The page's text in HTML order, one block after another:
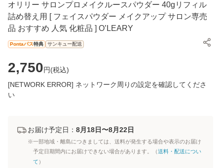
オリリー サロンプロメイクルースパウダー 40gリフィル
詰め替え用 [ フェイスパウダー メイクアップ サロン専売
品 おすすめ 人気 化粧品 ] O’LEARY
Pontaパス特典 サンキュー配送
2,750円(税込)
[NETWORK ERROR] ネットワーク周りの設定を確認してくださ
い
お届け予定日： 8月18日〜8月22日
※一部地域・離島につきましては、送料が発生する場合や表示のお届け
予定日期間内にお届けできない場合があります。（送料・配送につい
て ）